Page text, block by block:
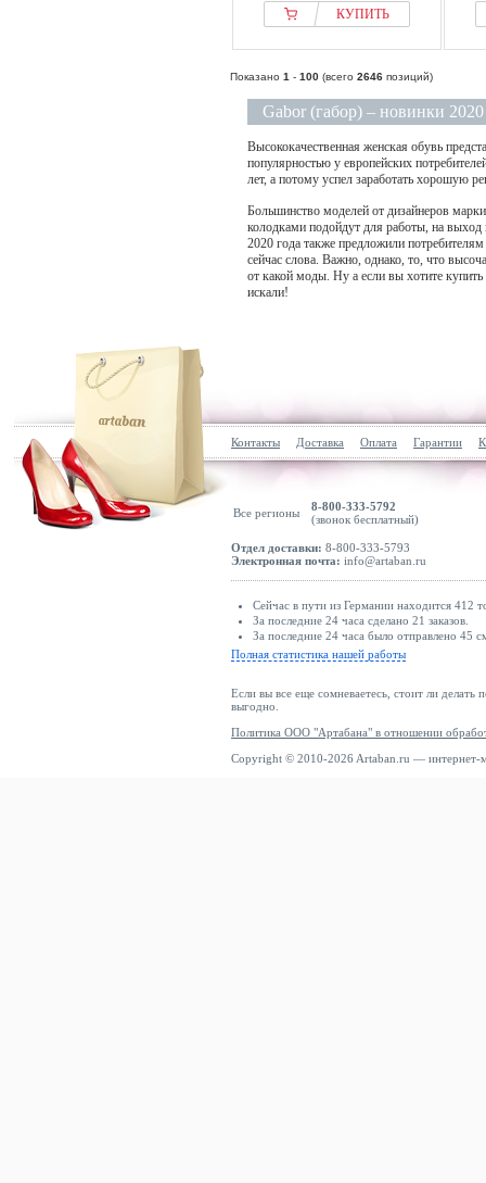
КУПИТЬ
Показано 1 - 100 (всего 2646 позиций)
Gabor (габор) – новинки 2020
Высококачественная женская обувь
популярностью у европейских
лет, а потому успел заработать хорошую
Большинство моделей от дизайнеров
колодками подойдут для работы, на выход
2020 года также предложили
сейчас слова. Важно, однако, то, что
от какой моды. Ну а если вы хотите купить
искали!
Контакты Доставка Оплата Гарантии
Все регионы
8-800-333-5792
(звонок бесплатный)
Отдел доставки: 8-800-333-5793
Электронная почта: info@artaban.ru
Сейчас в пути из Германии находится 412
За последние 24 часа сделано 21 заказов.
За последние 24 часа было отправлено 45
Полная статистика нашей работы
Если вы все еще сомневаетесь, стоит ли делать
выгодно.
Политика ООО "Артабана" в отношении
Copyright © 2010-2026 Artaban.ru — интернет-